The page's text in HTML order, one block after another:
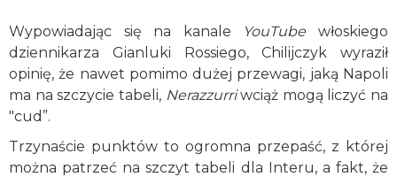
Wypowiadając się na kanale YouTube włoskiego
dziennikarza Gianluki Rossiego, Chilijczyk wyraził
opinię, że nawet pomimo dużej przewagi, jaką Napoli
ma na szczycie tabeli, Nerazzurriwciąż mogą liczyć na
"cud”.
Trzynaście punktów to ogromna przepaść, z której
można patrzeć na szczyt tabeli dla Interu, a fakt, że